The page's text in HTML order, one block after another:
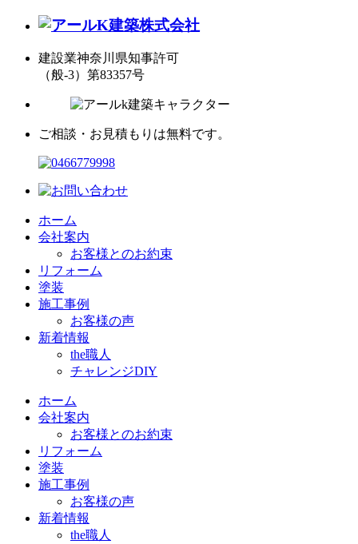
建設業神奈川県知事許可
（般-3）第83357号
ご相談・お見積もりは無料です。
ホーム
会社案内
お客様とのお約束
リフォーム
塗装
施工事例
お客様の声
新着情報
the職人
チャレンジDIY
ホーム
会社案内
お客様とのお約束
リフォーム
塗装
施工事例
お客様の声
新着情報
the職人